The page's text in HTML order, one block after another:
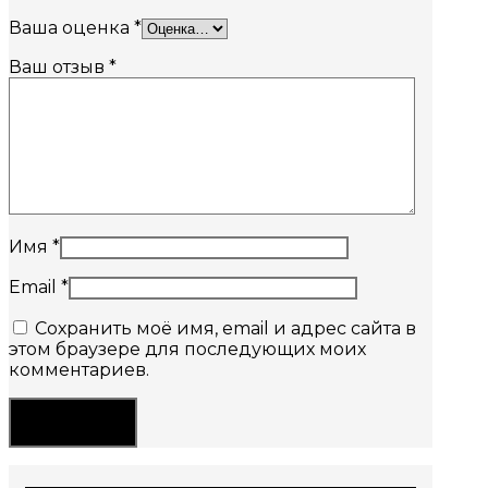
Ваша оценка *
Ваш отзыв *
Имя *
Email *
Сохранить моё имя, email и адрес сайта в
этом браузере для последующих моих
комментариев.